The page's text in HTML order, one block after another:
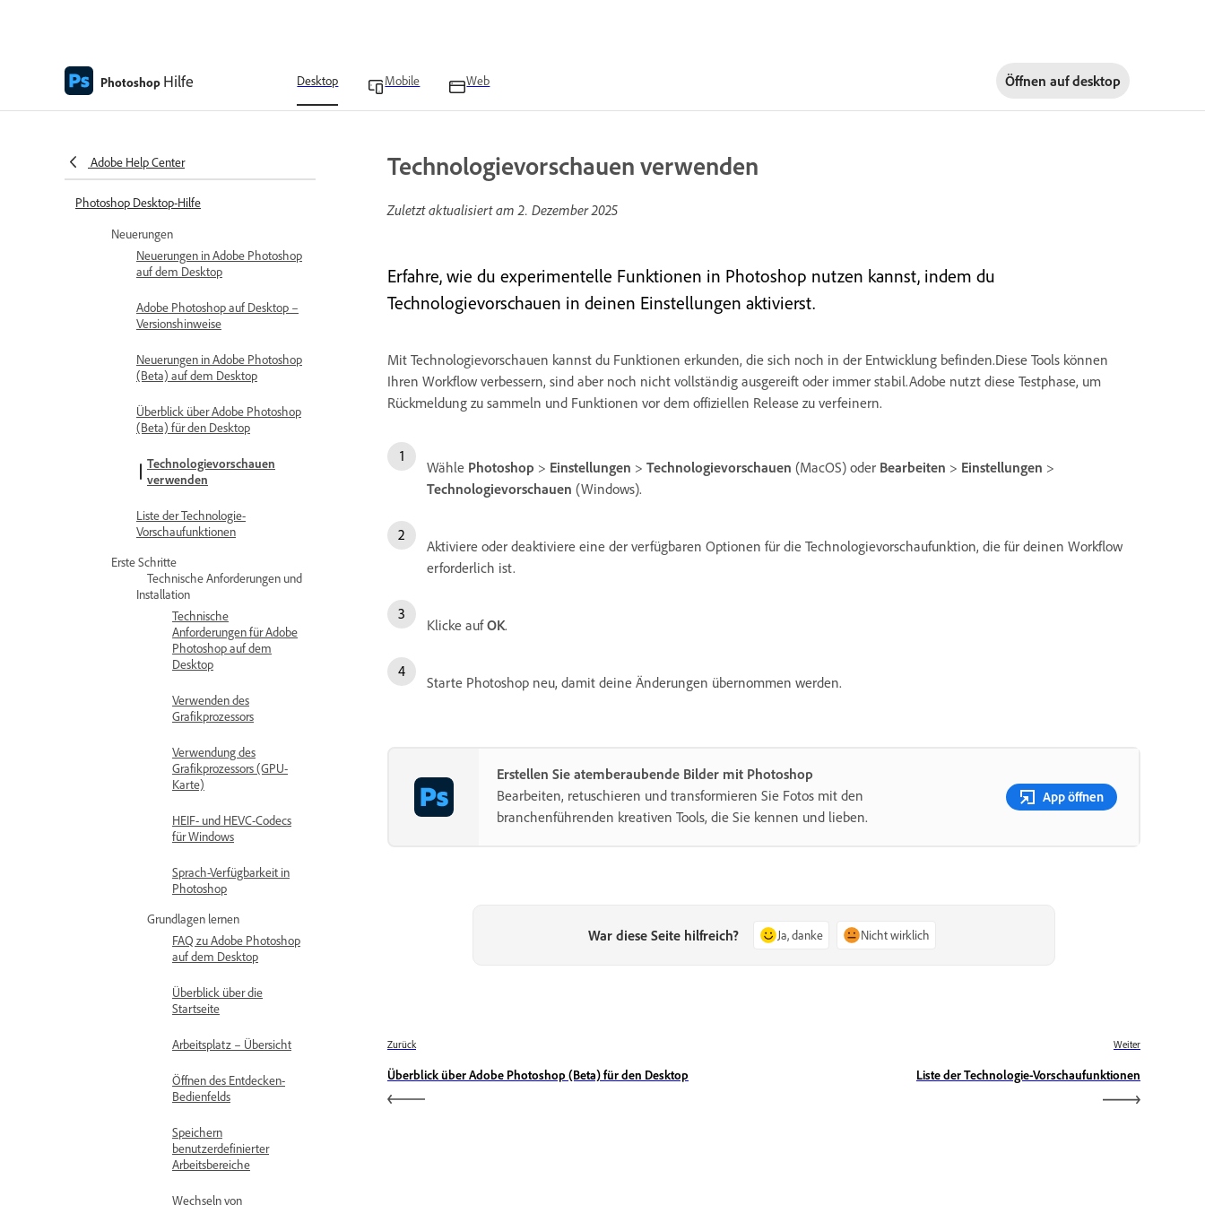
Photoshop Hilfe Desktop Mobile Web Öffnen aufdesktop
Adobe Help Center
Photoshop Desktop-Hilfe
Neuerungen
Neuerungen in Adobe Photoshop
auf dem Desktop
Adobe Photoshop auf Desktop –
Versionshinweise
Neuerungen in Adobe Photoshop
(Beta) auf dem Desktop
Überblick über Adobe Photoshop
(Beta) für den Desktop
Technologievorschauen
verwenden
Liste der Technologie-
Vorschaufunktionen
Erste Schritte
Technische Anforderungen und
Installation
Technische
Anforderungen für Adobe
Photoshop auf dem
Desktop
Verwenden des
Grafikprozessors
Verwendung des
Grafikprozessors (GPU-
Karte)
HEIF- und HEVC-Codecs
für Windows
Sprach-Verfügbarkeit in
Photoshop
Grundlagen lernen
FAQ zu Adobe Photoshop
auf dem Desktop
Überblick über die
Startseite
Arbeitsplatz – Übersicht
Öffnen des Entdecken-
Bedienfelds
Speichern
benutzerdefinierter
Arbeitsbereiche
Wechseln von
Technologievorschauen verwenden
Zuletzt aktualisiert am2. Dezember 2025
Erfahre, wie du experimentelle Funktionen in Photoshop nutzen kannst, indem du
Technologievorschauen in deinen Einstellungen aktivierst.
Mit Technologievorschauen kannst du Funktionen erkunden, die sich noch in der Entwicklung befinden.Diese Tools können
Ihren Workflow verbessern, sind aber noch nicht vollständig ausgereift oder immer stabil.Adobe nutzt diese Testphase, um
Rückmeldung zu sammeln und Funktionen vor dem offiziellen Release zu verfeinern.
Wähle Photoshop > Einstellungen > Technologievorschauen (MacOS) oder Bearbeiten > Einstellungen >
Technologievorschauen (Windows).
Aktiviere oder deaktiviere eine der verfügbaren Optionen für die Technologievorschaufunktion, die für deinen Workflow
erforderlich ist.
Klicke aufOK.
Starte Photoshop neu, damit deine Änderungen übernommen werden.
Erstellen Sie atemberaubende Bilder mit Photoshop
Bearbeiten, retuschieren und transformieren Sie Fotos mit den
branchenführenden kreativen Tools, die Sie kennen und lieben.
App öffnen
War diese Seite hilfreich? Ja, danke Nicht wirklich
Zurück
Überblick über Adobe Photoshop (Beta) für den Desktop
Weiter
Liste der Technologie-Vorschaufunktionen